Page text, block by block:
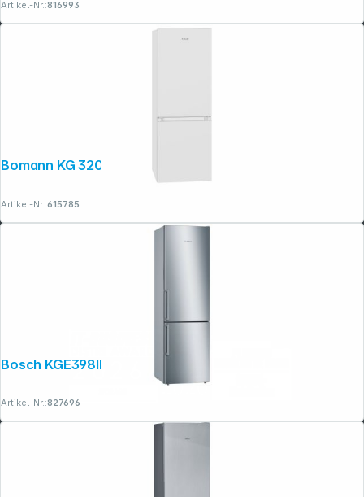
Artikel-Nr.:816993
Bomann KG 320.2 weiß
Artikel-Nr.:615785
Bosch KGE398IBP
Artikel-Nr.:827696